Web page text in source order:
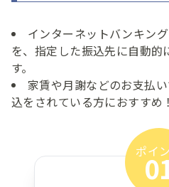
インターネットバンキン
を、指定した振込先に自動
す。
家賃や月謝などのお支払
込をされている方におすすめ！
ポイ